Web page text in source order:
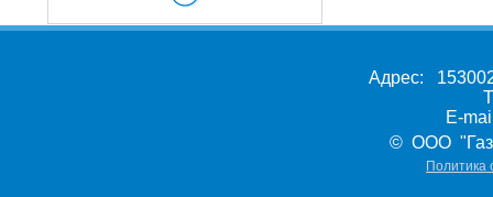
Адрес:
E-
© ООО
Политика